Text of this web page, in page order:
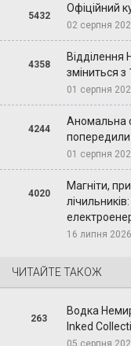
5432
Офіційний
02 серпня
4358
зміниться з
01 серпня
4244
Аномальна
попередили
01 серпня
4020
Магніти,
16 липня 2026
ЧИТАЙТЕ ТАКОЖ
263
Водка
Inked
05 серпня